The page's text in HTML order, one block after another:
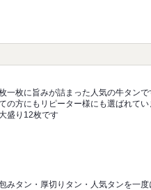
一枚に旨みが詰まった人気の牛タンで
の方にもリピーター様にも選ばれて
盛り12枚です
みタン・厚切りタン・人気タンを一